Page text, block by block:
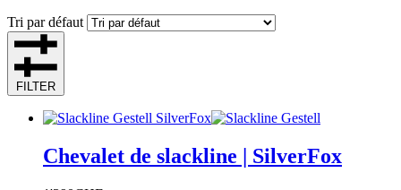
Tri par défaut
FILTER
Chevalet de slackline | SilverFox